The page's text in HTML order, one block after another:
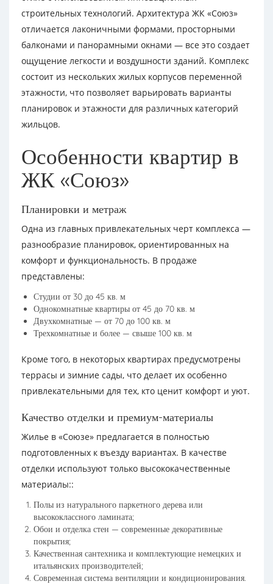
строительных технологий. Архитектура ЖК «Союз»
отличается лаконичными формами, просторными
балконами и панорамными окнами — все это создает
ощущение легкости и воздушности зданий. Комплекс
состоит из нескольких жилых корпусов переменной
этажности, что позволяет варьировать варианты
планировок и этажности для различных категорий
жильцов.
Особенности квартир в
ЖК «Союз»
Планировки и метраж
Одна из главных привлекательных черт комплекса —
разнообразие планировок, ориентированных на
комфорт и функциональность. В продаже
представлены:
Студии от 30 до 45 кв. м
Однокомнатные квартиры от 45 до 70 кв. м
Двухкомнатные — от 70 до 100 кв. м
Трехкомнатные и более — свыше 100 кв. м
Кроме того, в некоторых квартирах предусмотрены
террасы и зимние сады, что делает их особенно
привлекательными для тех, кто ценит комфорт и уют.
Качество отделки и премиум-материалы
Жилье в «Союзе» предлагается в полностью
подготовленных к въезду вариантах. В качестве
отделки используют только высококачественные
материалы::
Полы из натурального паркетного дерева или
высококлассного ламината;
Обои и отделка стен — современные декоративные
покрытия;
Качественная сантехника и комплектующие немецких и
итальянских производителей;
Современная система вентиляции и кондиционирования.